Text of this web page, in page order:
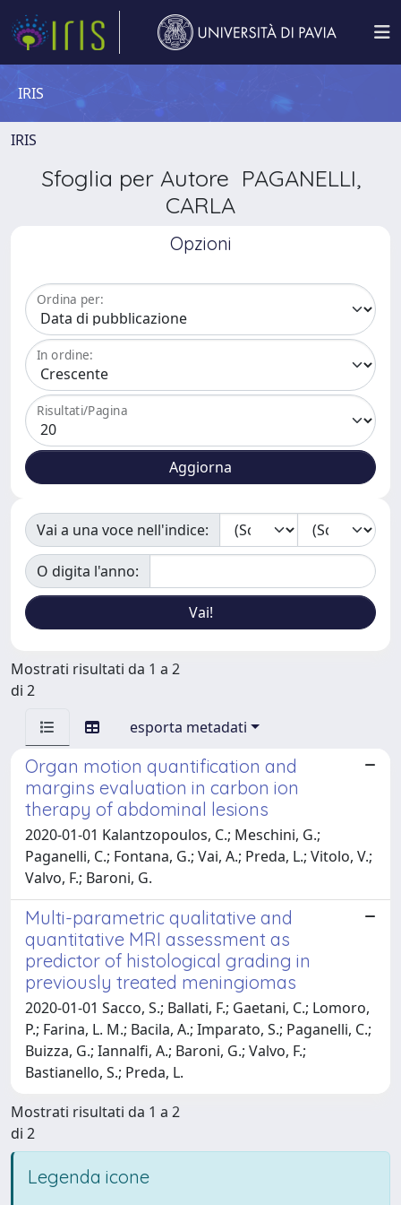
IRIS
IRIS
Sfoglia per Autore PAGANELLI,
CARLA
Opzioni
Ordina per:
In ordine:
Risultati/Pagina
Vai a una voce nell'indice:
O digita l'anno:
Mostrati risultati da 1 a 2
di 2
esporta metadati
Organ motion quantification and
margins evaluation in carbon ion
therapy of abdominal lesions
2020-01-01 Kalantzopoulos, C.; Meschini, G.;
Paganelli, C.; Fontana, G.; Vai, A.; Preda, L.; Vitolo, V.;
Valvo, F.; Baroni, G.
Multi-parametric qualitative and
quantitative MRI assessment as
predictor of histological grading in
previously treated meningiomas
2020-01-01 Sacco, S.; Ballati, F.; Gaetani, C.; Lomoro,
P.; Farina, L. M.; Bacila, A.; Imparato, S.; Paganelli, C.;
Buizza, G.; Iannalfi, A.; Baroni, G.; Valvo, F.;
Bastianello, S.; Preda, L.
Mostrati risultati da 1 a 2
di 2
Legenda icone